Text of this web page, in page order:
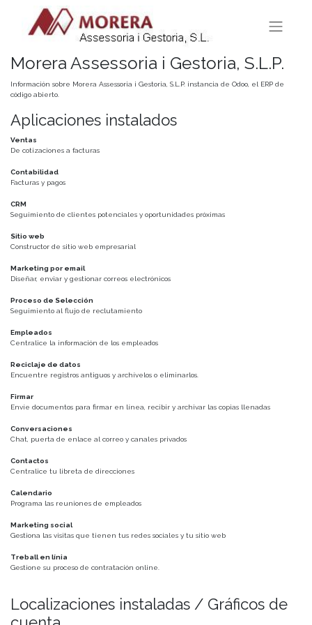
Morera Assessoria i Gestoria, S.L.P.
Información sobre Morera Assessoria i Gestoria, S.L.P. instancia de Odoo, el ERP de
código abierto
Aplicaciones instalados
Ventas
De cotizaciones a facturas
Contabilidad
Facturas y pagos
CRM
Seguimiento de clientes potenciales y oportunidades próximas
Sitio web
Constructor de sitio web empresarial
Marketing por email
Diseñar, enviar y gestionar correos electrónicos
Proceso de Selección
Seguimiento al flujo de reclutamiento
Empleados
Centralice la información de los empleados
Reciclaje de datos
Encuentre registros antiguos y archívelos o eliminarlos.
Firmar
Envíe documentos para firmar en línea, recibir y archivar las copias llenadas
Conversaciones
Chat, puerta de enlace al correo y canales privados
Contactos
Centralice tu libreta de direcciones
Calendario
Programa las reuniones de empleados
Marketing social
Gestiona las visitas que tienen tus redes sociales y tu sitio web
Treball en línia
Gestione su proceso de contratación online.
Localizaciones instaladas / Gráficos de